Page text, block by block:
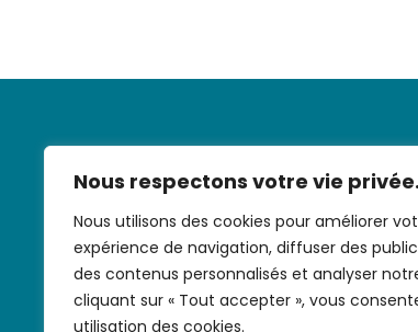
Nous respectons votre vie privée.
Nous utilisons des cookies pour améliorer
expérience de navigation, diffuser des
des contenus personnalisés et analyser
cliquant sur « Tout accepter », vous
utilisation des cookies.